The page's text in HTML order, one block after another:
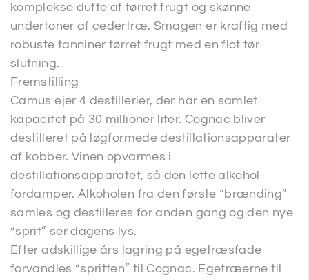
komplekse dufte af tørret frugt og skønne
undertoner af cedertræ. Smagen er kraftig med
robuste tanniner tørret frugt med en flot tør
slutning.
Fremstilling
Camus ejer 4 destillerier, der har en samlet
kapacitet på 30 millioner liter. Cognac bliver
destilleret på løgformede destillationsapparater
af kobber. Vinen opvarmes i
destillationsapparatet, så den lette alkohol
fordamper. Alkoholen fra den første “brænding”
samles og destilleres for anden gang og den nye
“sprit” ser dagens lys.
Efter adskillige års lagring på egetræsfade
forvandles “spritten” til Cognac. Egetræerne til